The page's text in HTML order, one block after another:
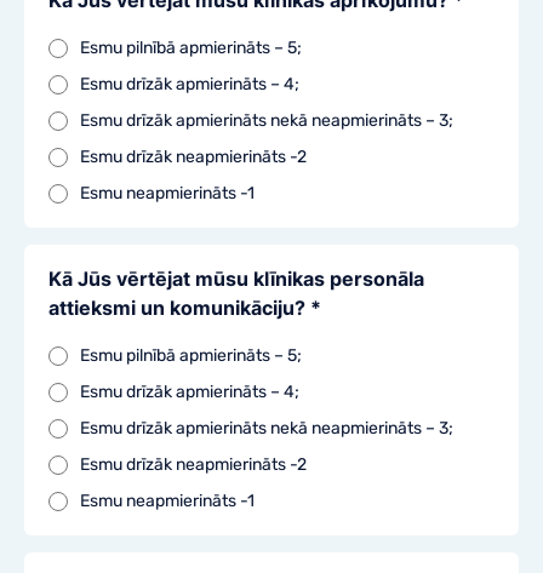
Esmu pilnībā apmierināts – 5;
Esmu drīzāk apmierināts – 4;
Esmu drīzāk apmierināts nekā neapmierināts – 3;
Esmu drīzāk neapmierināts -2
Esmu neapmierināts -1
Kā Jūs vērtējat mūsu klīnikas personāla
attieksmi un komunikāciju? *
Esmu pilnībā apmierināts – 5;
Esmu drīzāk apmierināts – 4;
Esmu drīzāk apmierināts nekā neapmierināts – 3;
Esmu drīzāk neapmierināts -2
Esmu neapmierināts -1